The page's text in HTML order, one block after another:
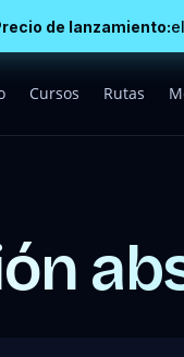
de lanzamiento:
Cursos Rutas